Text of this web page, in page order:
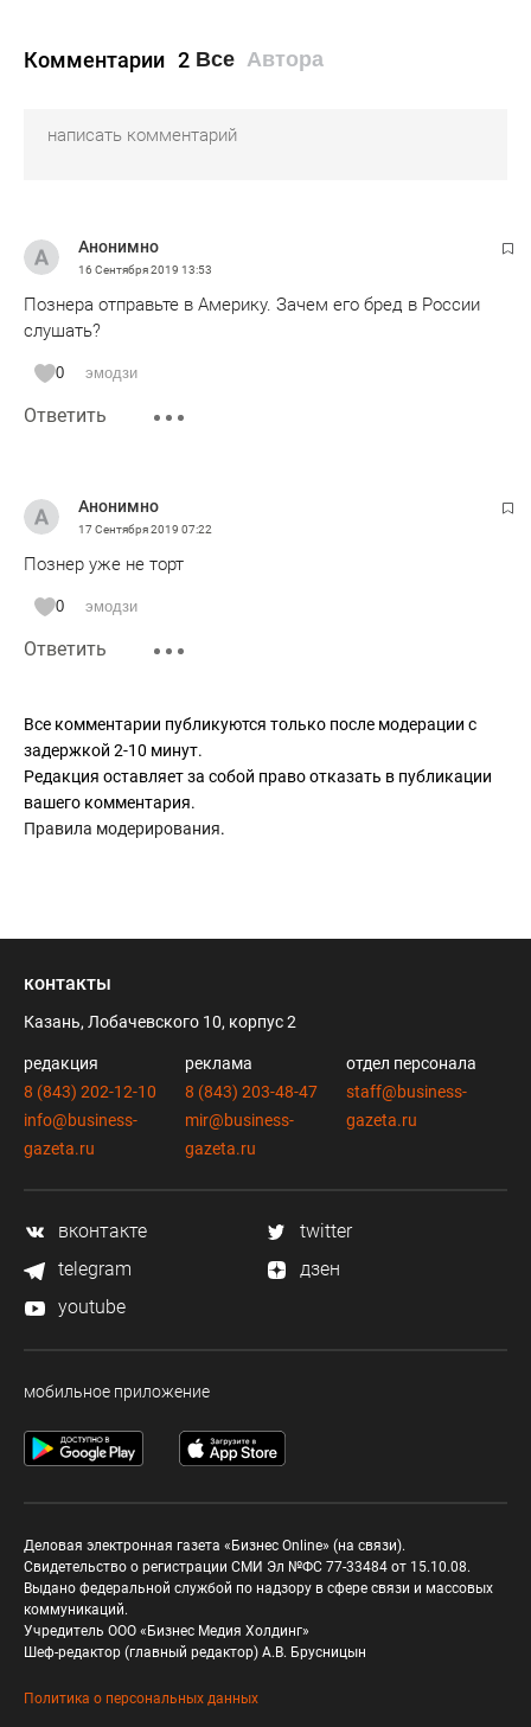
Комментарии 2 Все Автора
Анонимно
16 Сентября 2019 13:53
Познера отправьте в Америку. Зачем его бред в России
слушать?
0 эмодзи
Ответить
Анонимно
17 Сентября 2019 07:22
Познер уже не торт
0 эмодзи
Ответить
Все комментарии публикуются только после модерации с
задержкой 2-10 минут.
Редакция оставляет за собой право отказать в публикации
вашего комментария.
Правила модерирования.
контакты
Казань, Лобачевского 10, корпус 2
редакция
8 (843) 202-12-10
info@business-
gazeta.ru
реклама
8 (843) 203-48-47
mir@business-
gazeta.ru
отдел персонала
staff@business-
gazeta.ru
вконтакте
twitter
telegram
дзен
youtube
мобильное приложение
Деловая электронная газета «Бизнес Online» (на связи).
Свидетельство о регистрации СМИ Эл №ФС 77-33484 от 15.10.08.
Выдано федеральной службой по надзору в сфере связи и массовых
коммуникаций.
Учредитель ООО «Бизнес Медия Холдинг»
Шеф-редактор (главный редактор) А.В. Брусницын
Политика о персональных данных